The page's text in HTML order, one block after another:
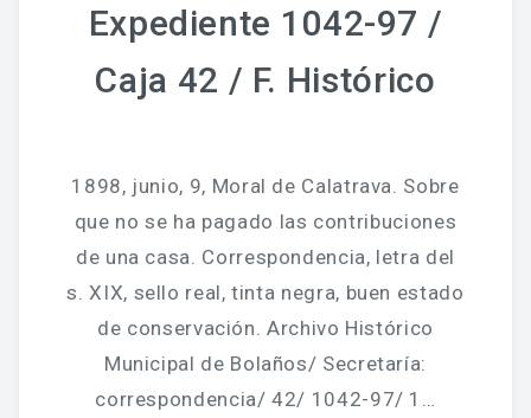
Expediente 1042-97 /
Caja 42 / F. Histórico
1898, junio, 9, Moral de Calatrava. Sobre
que no se ha pagado las contribuciones
de una casa. Correspondencia, letra del
s. XIX, sello real, tinta negra, buen estado
de conservación. Archivo Histórico
Municipal de Bolaños/ Secretaría:
correspondencia/ 42/ 1042-97/ 1…